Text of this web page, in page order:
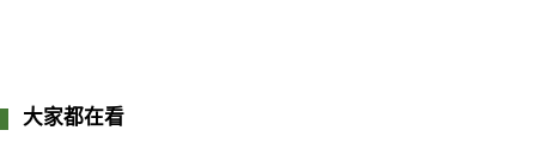
大家都在看